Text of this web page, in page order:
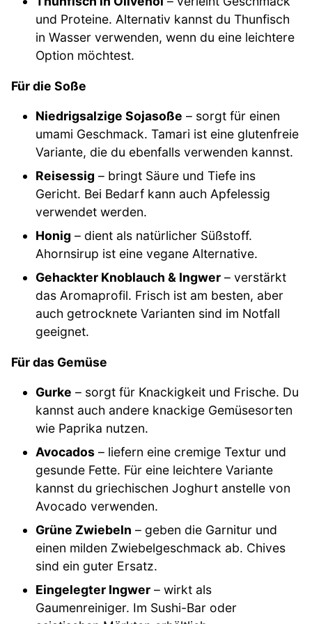
und Proteine. Alternativ kannst du Thunfisch
in Wasser verwenden, wenn du eine leichtere
Option möchtest.
Für die Soße
Niedrigsalzige Sojasoße – sorgt für einen
umami Geschmack. Tamari ist eine glutenfreie
Variante, die du ebenfalls verwenden kannst.
Reisessig – bringt Säure und Tiefe ins
Gericht. Bei Bedarf kann auch Apfelessig
verwendet werden.
Honig – dient als natürlicher Süßstoff.
Ahornsirup ist eine vegane Alternative.
Gehackter Knoblauch & Ingwer – verstärkt
das Aromaprofil. Frisch ist am besten, aber
auch getrocknete Varianten sind im Notfall
geeignet.
Für das Gemüse
Gurke – sorgt für Knackigkeit und Frische. Du
kannst auch andere knackige Gemüsesorten
wie Paprika nutzen.
Avocados – liefern eine cremige Textur und
gesunde Fette. Für eine leichtere Variante
kannst du griechischen Joghurt anstelle von
Avocado verwenden.
Grüne Zwiebeln – geben die Garnitur und
einen milden Zwiebelgeschmack ab. Chives
sind ein guter Ersatz.
Eingelegter Ingwer – wirkt als
Gaumenreiniger. Im Sushi-Bar oder